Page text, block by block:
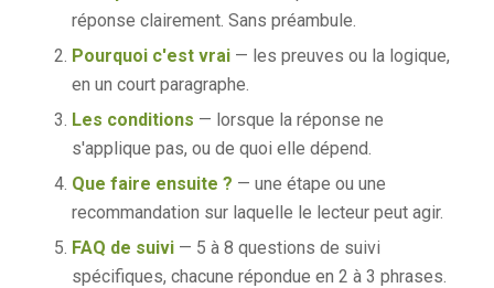
réponse clairement. Sans préambule.
Pourquoi c'est vrai— les preuves ou la logique,
en un court paragraphe.
Les conditions — lorsque la réponse ne
s'applique pas, ou de quoi elle dépend.
Que faire ensuite ? — une étape ou une
recommandation sur laquelle le lecteur peut agir.
FAQ de suivi— 5 à 8 questions de suivi
spécifiques, chacune répondue en 2 à 3 phrases.